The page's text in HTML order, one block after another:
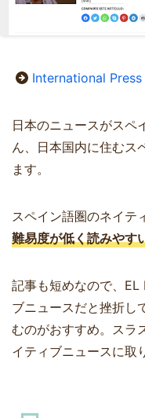
International
日本のニュースがスペ
ん、日本国内に住むス
ます。
スペイン語圏のネイテ
難易度が低く読みやす
記事も短めなので、EL
ブニュースだと挫折し
むのがおすすめ。スラ
イティブニュースに取